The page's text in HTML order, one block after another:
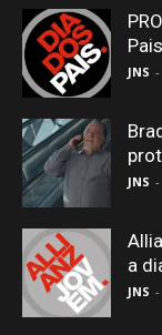
JNS -
JNS -
a
JNS -